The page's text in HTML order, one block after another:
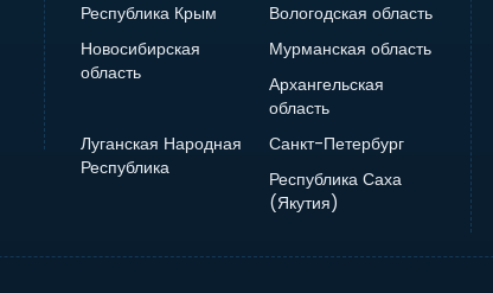
Республика Крым
Вологодская область
Новосибирская
область
Мурманская область
Архангельская
область
Луганская Народная
Республика
Санкт-Петербург
Республика Саха
(Якутия)